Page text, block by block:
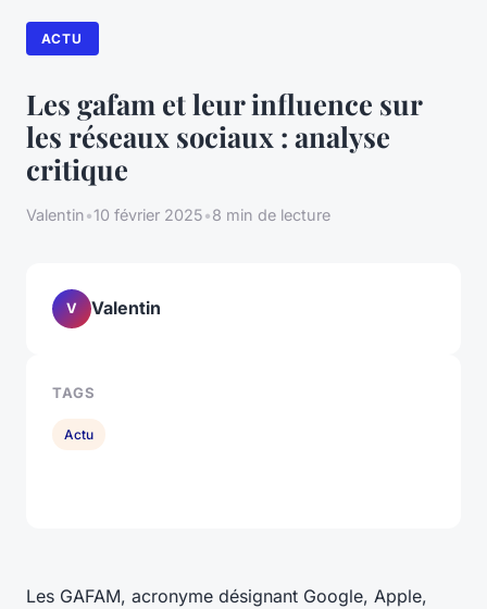
ACTU
Les gafam et leur influence sur
les réseaux sociaux : analyse
critique
Valentin•10 février 2025•8 min de lecture
Les GAFAM, acronyme désignant Google, Apple,
V Valentin
TAGS
Actu